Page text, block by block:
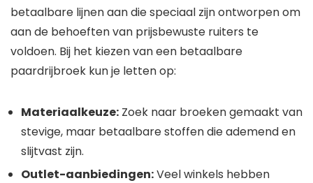
betaalbare lijnen aan die speciaal zijn ontworpen om
aan de behoeften van prijsbewuste ruiters te
voldoen. Bij het kiezen van een betaalbare
paardrijbroek kun je letten op:
Materiaalkeuze: Zoek naar broeken gemaakt van
stevige, maar betaalbare stoffen die ademend en
slijtvast zijn.
Outlet-aanbiedingen:Veel winkels hebben